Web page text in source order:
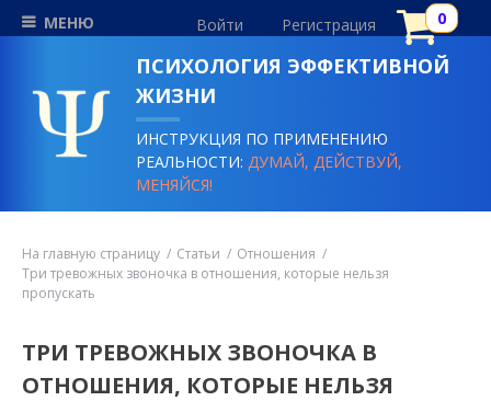
МЕНЮ Войти Регистрация
ПСИХОЛОГИЯ ЭФФЕКТИВНОЙ
ЖИЗНИ
ИНСТРУКЦИЯ ПО ПРИМЕНЕНИЮ
РЕАЛЬНОСТИ:ДУМАЙ, ДЕЙСТВУЙ,
МЕНЯЙСЯ!
На главную страницу Статьи
Отношения
Три тревожных звоночка в отношения, которые нельзя
пропускать
ТРИ ТРЕВОЖНЫХ ЗВОНОЧКА В
ОТНОШЕНИЯ, КОТОРЫЕ НЕЛЬЗЯ